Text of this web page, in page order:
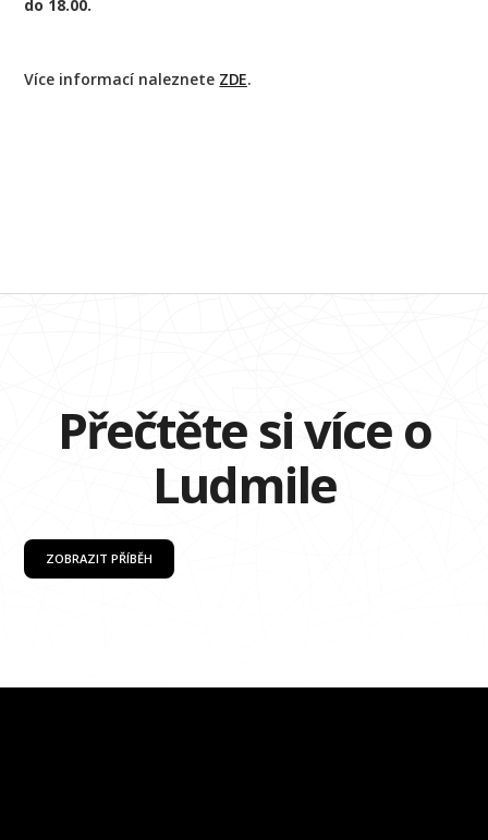
do 18.00.
Více informací naleznete ZDE.
Přečtěte si více o
Ludmile
ZOBRAZIT PŘÍBĚH